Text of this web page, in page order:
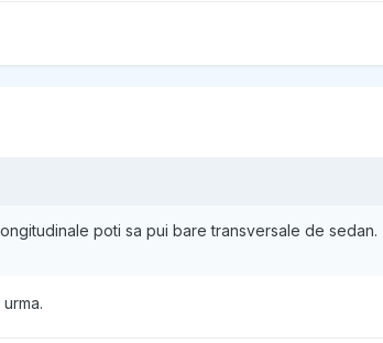
poti sa pui bare transversale de sedan.